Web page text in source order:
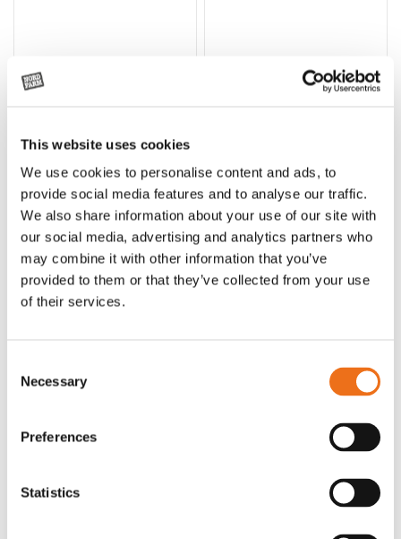
This website uses cookies
We use cookies to personalise content and ads, to
provide social media features and to analyse our traffic.
We also share information about your use of our site with
our social media, advertising and analytics partners who
may combine it with other information that you’ve
provided to them or that they’ve collected from your use
of their services.
Selection
Necessary
Preferences
Statistics
Lägg till i varukorg
T-shirt Avant barn grön 92 cm
G0007
(ex. moms)
T-shirt Avant barn grön 104-110
cm
G0010
(ex. moms)
Lägg till i varukorg
T-shirt grå xl med
T-shirt svart 2xl med avant-